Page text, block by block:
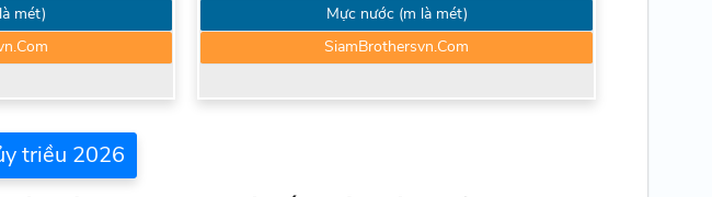
mét)
Mực nước (m là mét)
SiamBrothersvn.Com
triều 2026